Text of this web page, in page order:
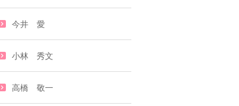
今井 愛
小林 秀文
高橋 敬一